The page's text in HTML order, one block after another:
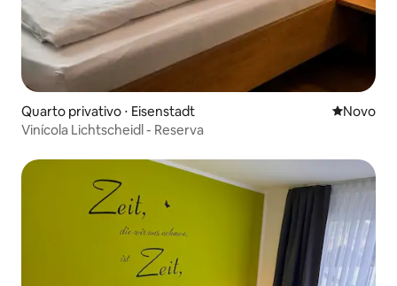
Quarto privativo ⋅ Eisenstadt Novo
Novo
Vinícola Lichtscheidl - Reserva